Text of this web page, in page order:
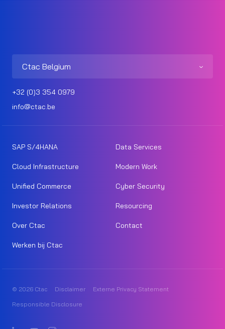
Ctac Belgium
+32 (0)3 354 0979
info@ctac.be
SAP S/4HANA Data Services
Cloud Infrastructure Modern Work
Unified Commerce Cyber Security
Investor Relations Resourcing
Over Ctac Contact
Werken bij Ctac
© 2026 Ctac Disclaimer
Externe Privacy Statement
Responsible Disclosure